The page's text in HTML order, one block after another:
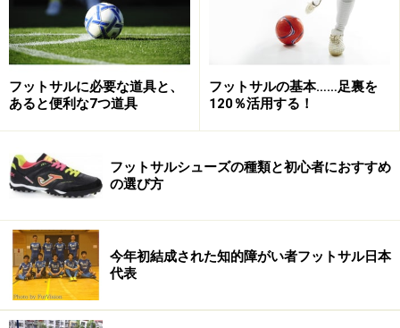
日本代表の試合予定
■12月14日(土)19時30分～ vsスペイン
■12月16日(月)17時～ vsコスタリカ
■12月18日(水) 準決勝
■12月20日(金) 3位決定戦・決勝
フットサルに必要な道具と、
あると便利な7つ道具
フットサルの基本……足裏を
120％活用する！
フットサルシューズの種類と初心者におすすめ
の選び方
今年初結成された知的障がい者フットサル日本
代表